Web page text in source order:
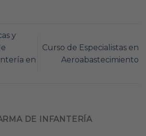
y
en
Curso de Especialistas en
Aeroabastecimiento
DE INFANTERÍA